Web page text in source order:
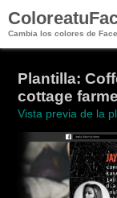
Cambia los colores de
Plantilla:
cottage
Vista previa de la